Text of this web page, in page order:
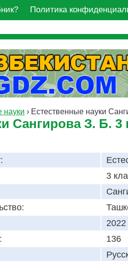
Политика
науки › Естественные науки
Сангирова З. Б. 3
3
2022
136